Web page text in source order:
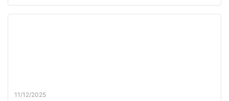
11/12/2025